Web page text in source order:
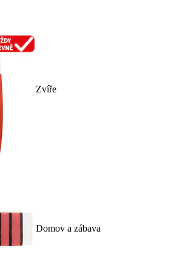
Zvíře
Domov a zábava